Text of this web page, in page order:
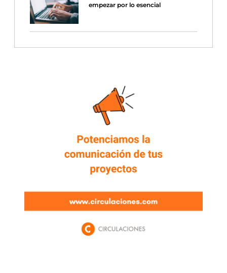
empezar por lo esencial